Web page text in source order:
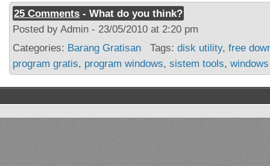
25 Comments - What do you think?
Posted by Admin - 23/05/2010 at 2:20 pm
Categories: Barang Gratisan Tags: disk utility, free
program gratis, program windows, sistem tools, windows